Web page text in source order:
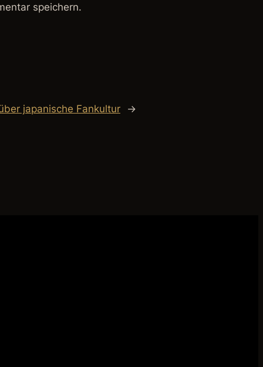
speichern.
japanische Fankultur →